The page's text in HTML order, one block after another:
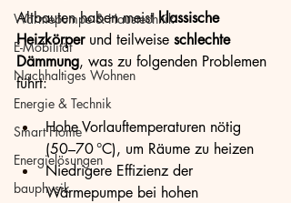
Wärmepumpe & Haustechnik
E-Mobilität
Nachhaltiges Wohnen
Energie & Technik
Smart Home
Energielösungen
bauphysik
Altbauten haben meist klassische
Heizkörper und teilweise schlechte
Dämmung, was zu folgenden Problemen
führt:
Hohe Vorlauftemperaturen nötig
(50–70 °C), um Räume zu heizen
Niedrigere Effizienz der
Wärmepumpe bei hohen